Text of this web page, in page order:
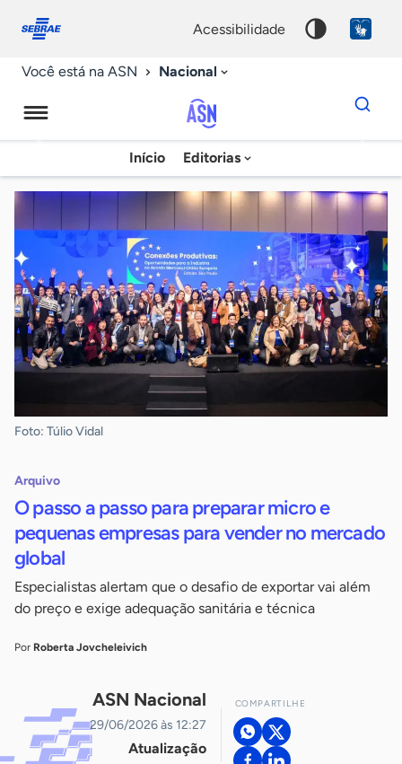
conosco
acessibilidade
Você está na ASN Nacional
Agência
Sebrae
de
Notícias
Início Editorias
Dados
para
chave
Foto: Túlio Vidal
Arquivo
O passo a passo para preparar micro e
pequenas empresas para vender no mercado
global
Especialistas alertam que o desafio de exportar vai além
do preço e exige adequação sanitária e técnica
Por Roberta Jovcheleivich
ASN Nacional
29/06/2026 às 12:27
Atualização
COMPARTILHE